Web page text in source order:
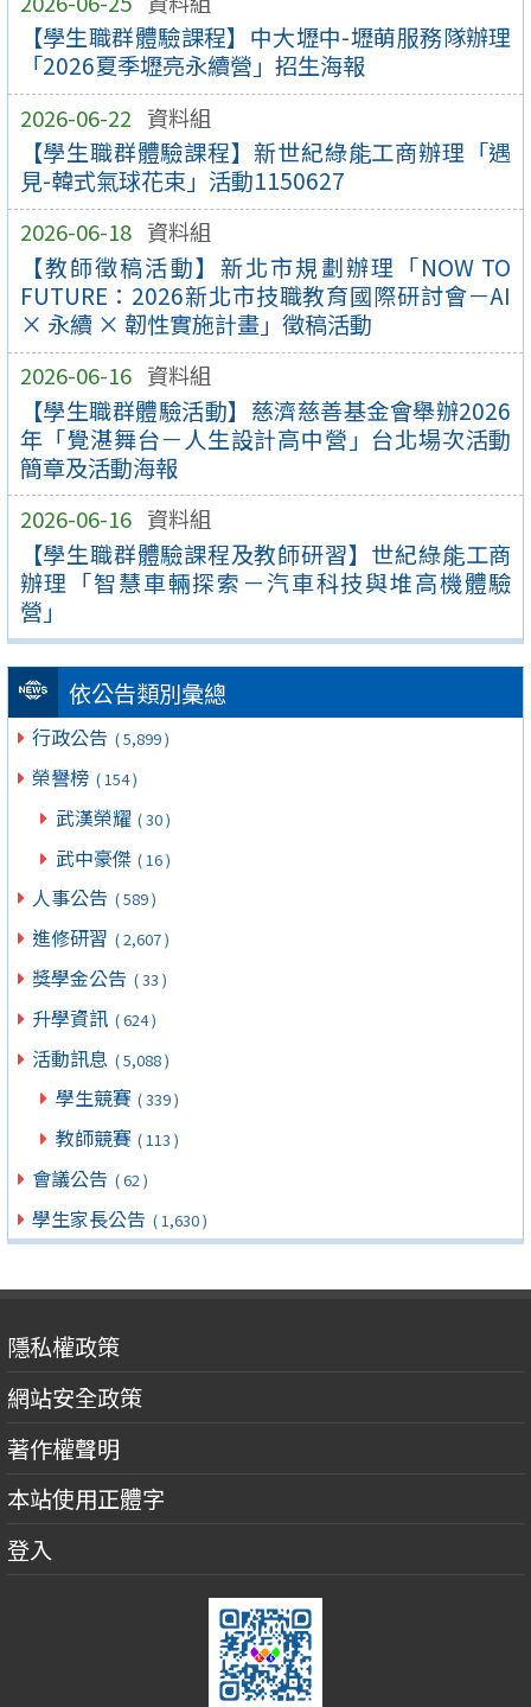
【學生職群體驗課程】中大壢中-壢萌服務隊辦理
「2026夏季壢亮永續營」招生海報
2026-06-22 資料組
【學生職群體驗課程】新世紀綠能工商辦理「遇
見-韓式氣球花束」活動1150627
2026-06-18 資料組
【教師徵稿活動】新北市規劃辦理「NOW TO
FUTURE：2026新北市技職教育國際研討會－AI
× 永續 × 韌性實施計畫」徵稿活動
2026-06-16 資料組
【學生職群體驗活動】慈濟慈善基金會舉辦2026
年「覺湛舞台－人生設計高中營」台北場次活動
簡章及活動海報
2026-06-16 資料組
【學生職群體驗課程及教師研習】世紀綠能工商
辦理「智慧車輛探索－汽車科技與堆高機體驗
營」
依公告類別彙總
行政公告 ( 5,899 )
榮譽榜 ( 154 )
武漢榮耀 ( 30 )
武中豪傑 ( 16 )
人事公告 ( 589 )
進修研習 ( 2,607 )
獎學金公告 ( 33 )
升學資訊 ( 624 )
活動訊息 ( 5,088 )
學生競賽 ( 339 )
教師競賽 ( 113 )
會議公告 ( 62 )
學生家長公告 ( 1,630 )
隱私權政策
網站安全政策
著作權聲明
本站使用正體字
登入